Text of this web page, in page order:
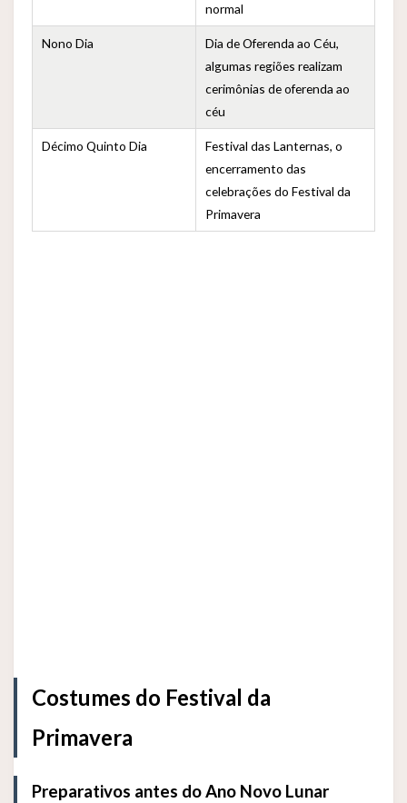
normal
Nono Dia
Dia de Oferenda ao Céu,
algumas regiões realizam
cerimônias de oferenda ao
céu
Décimo Quinto Dia
Festival das Lanternas, o
encerramento das
celebrações do Festival da
Primavera
Costumes do Festival da
Primavera
Preparativos antes do Ano Novo Lunar